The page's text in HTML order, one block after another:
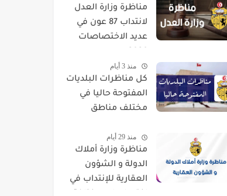
2026
مناظرة وزارة العدل
لانتداب 87 عون في
عديد الاختصاصات
منذ 3 أيام
كل مناظرات البلديات
المفتوحة حاليا في
مختلف مناطق
منذ 29 أيام
مناظرة وزارة أملاك
الدولة و الشؤون
العقارية للإنتداب في